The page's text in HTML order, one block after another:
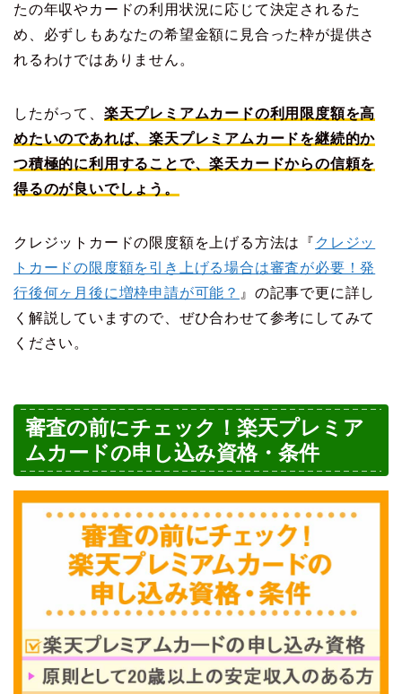
たの年収やカードの利用状況に応じて決定されるた
め、必ずしもあなたの希望金額に見合った枠が提供さ
れるわけではありません。
したがって、 楽天プレミアムカードの利用限度額を高
めたいのであれば、楽天プレミアムカードを継続的か
つ積極的に利用することで、楽天カードからの信頼を
得るのが良いでしょう。
クレジットカードの限度額を上げる方法は『 クレジッ
トカードの限度額を引き上げる場合は審査が必要！発
行後何ヶ月後に増枠申請が可能？ 』の記事で更に詳し
く解説していますので、ぜひ合わせて参考にしてみて
ください。
審査の前にチェック！楽天プレミア
ムカードの申し込み資格・条件